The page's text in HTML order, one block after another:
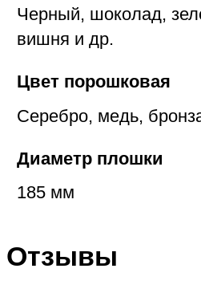
Черный, шоколад,
вишня и др.
Цвет порошковая
Серебро, медь,
Диаметр плошки
185 мм
Отзывы